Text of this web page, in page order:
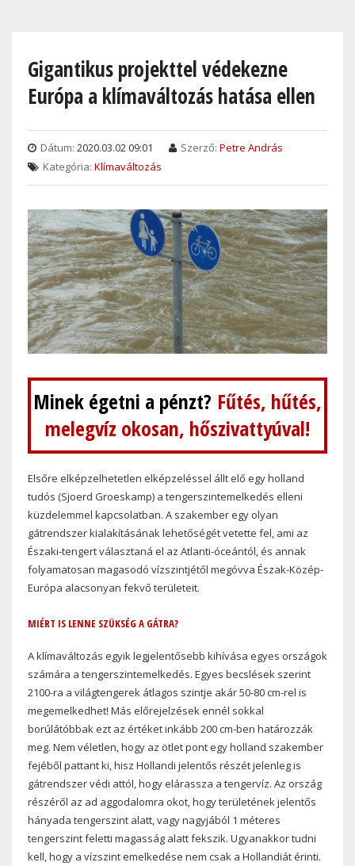
contentGigantikus projekttel védekezne
Európa a klímaváltozás hatása ellen
Dátum: 2020.03.02 09:01 Szerző: Petre András
Kategória: Klímaváltozás
Minek égetni a pénzt? Fűtés, hűtés,
melegvíz okosan, hőszivattyúval!
Elsőre elképzelhetetlen elképzeléssel állt elő egy holland
tudós (Sjoerd Groeskamp) a tengerszintemelkedés elleni
küzdelemmel kapcsolatban. A szakember egy olyan
gátrendszer kialakításának lehetőségét vetette fel, ami az
Északi-tengert választaná el az Atlanti-óceántól, és annak
folyamatosan magasodó vízszintjétől megóvva Észak-Közép-
Európa alacsonyan fekvő területeit.
MIÉRT IS LENNE SZÜKSÉG A GÁTRA?
A klímaváltozás egyik legjelentősebb kihívása egyes országok
számára a tengerszintemelkedés. Egyes becslések szerint
2100-ra a világtengerek átlagos szintje akár 50-80 cm-rel is
megemelkedhet! Más előrejelzések ennél sokkal
borúlátóbbak ezt az értéket inkább 200 cm-ben határozzák
meg. Nem véletlen, hogy az ötlet pont egy holland szakember
fejéből pattant ki, hisz Hollandi jelentős részét jelenleg is
gátrendszer védi attól, hogy elárassza a tengervíz. Az ország
részéről az ad aggodalomra okot, hogy területének jelentős
hányada tengerszint alatt, vagy nagyjából 1 méteres
tengerszint feletti magasság alatt fekszik. Ugyanakkor tudni
kell, hogy a vízszint emelkedése nem csak a Hollandiát érinti.